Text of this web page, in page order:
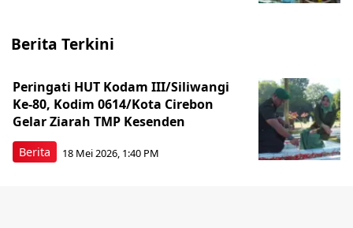
Berita Terkini
Berita
Peringati HUT Kodam III/Siliwangi
Ke-80, Kodim 0614/Kota Cirebon
Gelar Ziarah TMP Kesenden
18 Mei 2026, 1:40 PM